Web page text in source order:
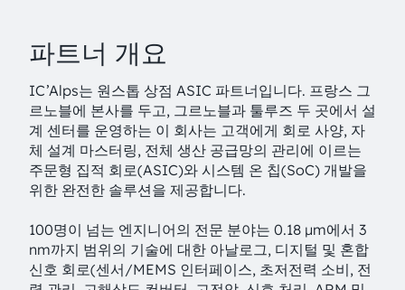
파트너 개요
IC’Alps는 원스톱 상점 ASIC 파트너입니다. 프랑스 그
르노블에 본사를 두고, 그르노블과 툴루즈 두 곳에서 설
계 센터를 운영하는 이 회사는 고객에게 회로 사양, 자
체 설계 마스터링, 전체 생산 공급망의 관리에 이르는
주문형 집적 회로(ASIC)와 시스템 온 칩(SoC) 개발을
위한 완전한 솔루션을 제공합니다.
100명이 넘는 엔지니어의 전문 분야는 0.18 µm에서 3
nm까지 범위의 기술에 대한 아날로그, 디지털 및 혼합
신호 회로(센서/MEMS 인터페이스, 초저전력 소비, 전